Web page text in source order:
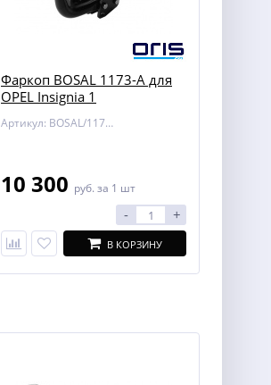
Фаркоп BOSAL 1173-A для
OPEL Insignia 1
Артикул: BOSAL/1173-A
10 300 руб. за 1 шт
- +
В КОРЗИНУ